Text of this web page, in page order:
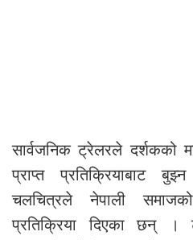
सार्वजनिक ट्रेलरले दर्शकको
प्राप्त प्रतिक्रियाबाट
चलचित्रले नेपाली
प्रतिक्रिया दिएका छन् ।